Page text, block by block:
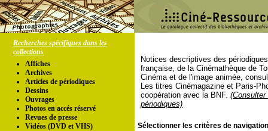
Recherches spécifiques dans les
collections
Affiches
Archives
Articles de périodiques
Dessins
Ouvrages
Photos en accés réservé
Revues de presse
Vidéos (DVD et VHS)
Notices descriptives des
française, de la Cinémathèque de
Cinéma et de l'image animée,
Les titres Cinémagazine et Paris-
coopération avec la BNF.
périodiques)
Sélectionner les critères de